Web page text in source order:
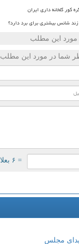
گلخانه داری ایران
شانس بیشتری برای برد دارد؟
مورد این مطلب
شما در مورد این مطلب
= ۶ بعلاوه ۱
مجلس